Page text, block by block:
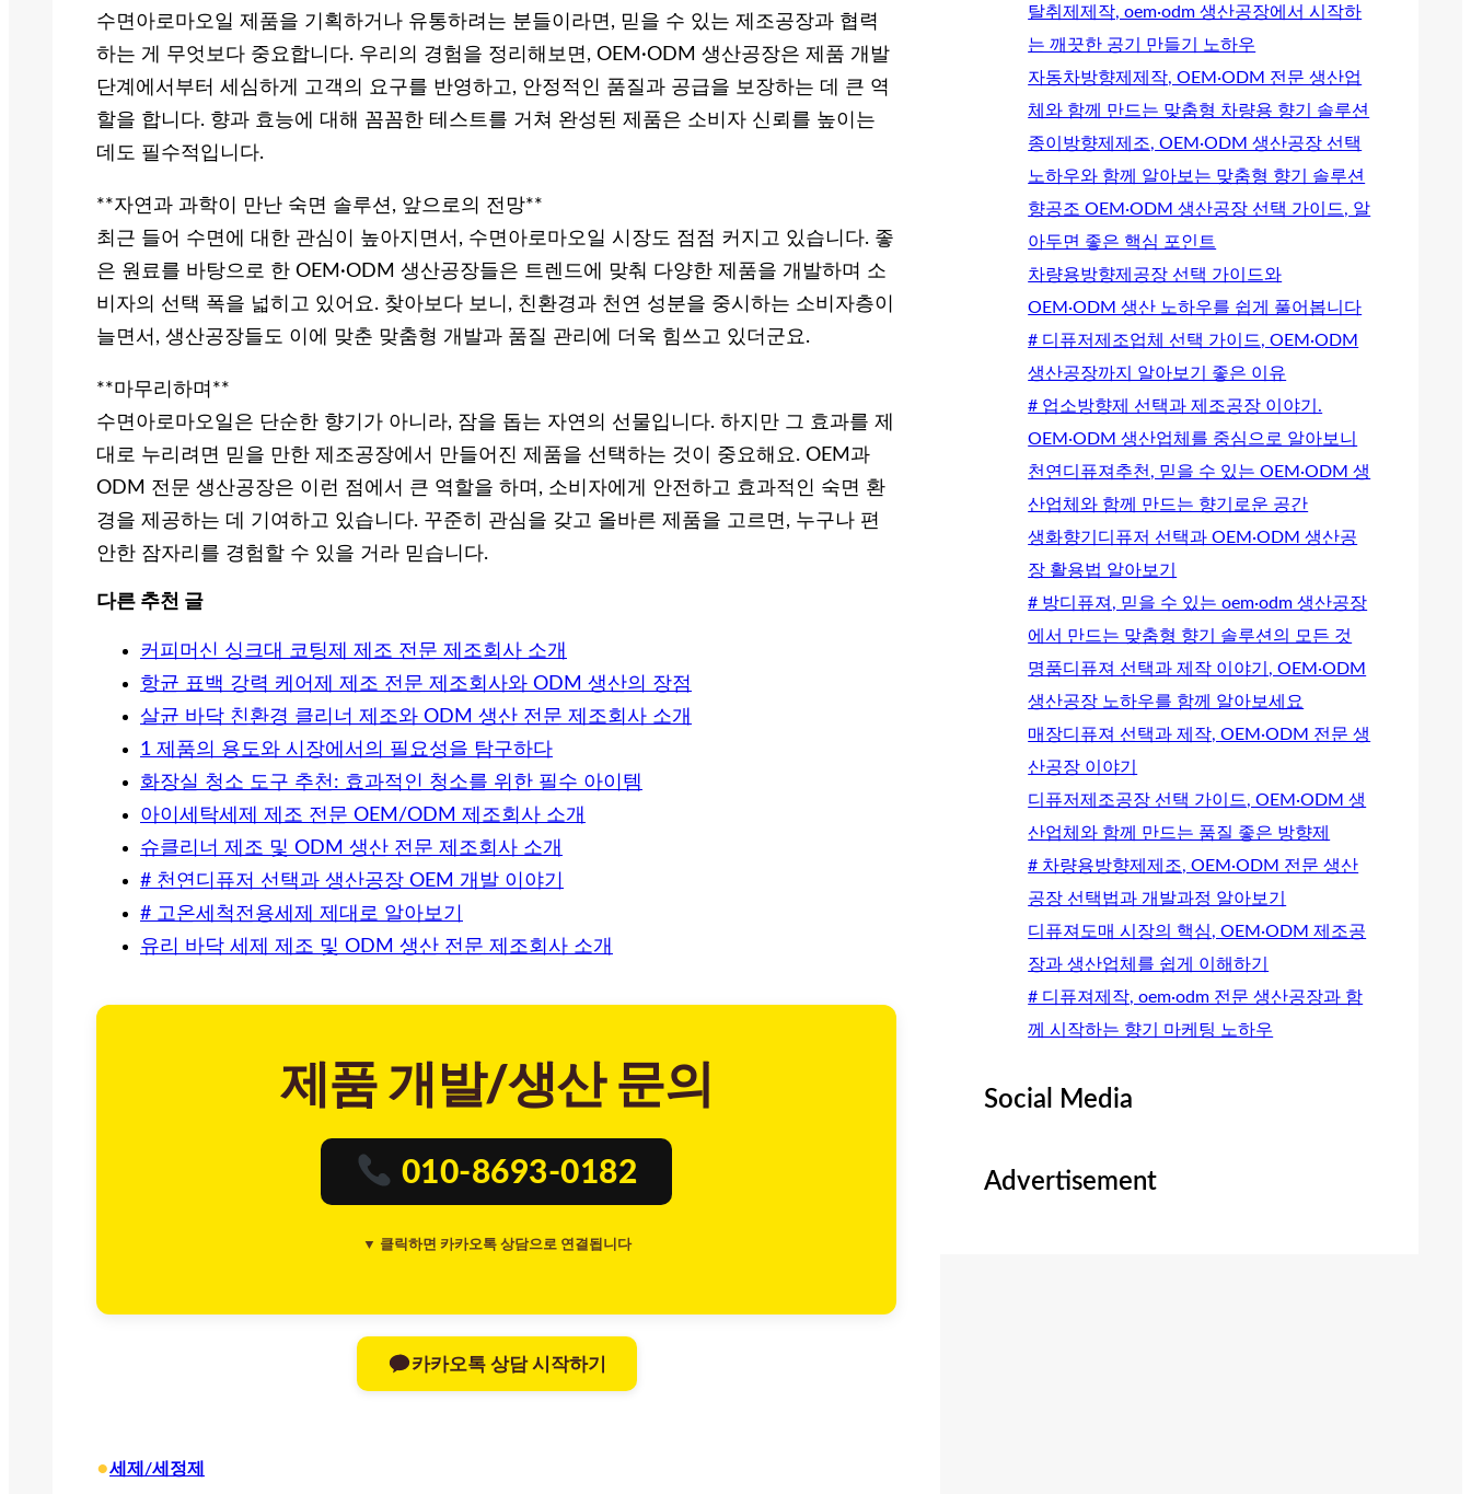
수면아로마오일 제품을 기획하거나 유통하려는 분들이라면, 믿을 수 있는 제조공장과 협력
하는 게 무엇보다 중요합니다. 우리의 경험을 정리해보면, OEM·ODM 생산공장은 제품 개발
단계에서부터 세심하게 고객의 요구를 반영하고, 안정적인 품질과 공급을 보장하는 데 큰 역
할을 합니다. 향과 효능에 대해 꼼꼼한 테스트를 거쳐 완성된 제품은 소비자 신뢰를 높이는
데도 필수적입니다.
**자연과 과학이 만난 숙면 솔루션, 앞으로의 전망**
최근 들어 수면에 대한 관심이 높아지면서, 수면아로마오일 시장도 점점 커지고 있습니다. 좋
은 원료를 바탕으로 한 OEM·ODM 생산공장들은 트렌드에 맞춰 다양한 제품을 개발하며 소
비자의 선택 폭을 넓히고 있어요. 찾아보다 보니, 친환경과 천연 성분을 중시하는 소비자층이
늘면서, 생산공장들도 이에 맞춘 맞춤형 개발과 품질 관리에 더욱 힘쓰고 있더군요.
**마무리하며**
수면아로마오일은 단순한 향기가 아니라, 잠을 돕는 자연의 선물입니다. 하지만 그 효과를 제
대로 누리려면 믿을 만한 제조공장에서 만들어진 제품을 선택하는 것이 중요해요. OEM과
ODM 전문 생산공장은 이런 점에서 큰 역할을 하며, 소비자에게 안전하고 효과적인 숙면 환
경을 제공하는 데 기여하고 있습니다. 꾸준히 관심을 갖고 올바른 제품을 고르면, 누구나 편
안한 잠자리를 경험할 수 있을 거라 믿습니다.
다른 추천 글
커피머신 싱크대 코팅제 제조 전문 제조회사 소개
항균 표백 강력 케어제 제조 전문 제조회사와 ODM 생산의 장점
살균 바닥 친환경 클리너 제조와 ODM 생산 전문 제조회사 소개
1 제품의 용도와 시장에서의 필요성을 탐구하다
화장실 청소 도구 추천: 효과적인 청소를 위한 필수 아이템
아이세탁세제 제조 전문 OEM/ODM 제조회사 소개
슈클리너 제조 및 ODM 생산 전문 제조회사 소개
# 천연디퓨저 선택과 생산공장 OEM 개발 이야기
# 고온세척전용세제 제대로 알아보기
유리 바닥 세제 제조 및 ODM 생산 전문 제조회사 소개
제품 개발/생산 문의
010-8693-0182
▼ 클릭하면 카카오톡 상담으로 연결됩니다
카카오톡 상담 시작하기
•세제/세정제
탈취제제작, oem·odm 생산공장에서 시작하
는 깨끗한 공기 만들기 노하우
자동차방향제제작, OEM·ODM 전문 생산업
체와 함께 만드는 맞춤형 차량용 향기 솔루션
종이방향제제조, OEM·ODM 생산공장 선택
노하우와 함께 알아보는 맞춤형 향기 솔루션
향공조 OEM·ODM 생산공장 선택 가이드, 알
아두면 좋은 핵심 포인트
차량용방향제공장 선택 가이드와
OEM·ODM 생산 노하우를 쉽게 풀어봅니다
# 디퓨저제조업체 선택 가이드, OEM·ODM
생산공장까지 알아보기 좋은 이유
# 업소방향제 선택과 제조공장 이야기.
OEM·ODM 생산업체를 중심으로 알아보니
천연디퓨져추천, 믿을 수 있는 OEM·ODM 생
산업체와 함께 만드는 향기로운 공간
생화향기디퓨저 선택과 OEM·ODM 생산공
장 활용법 알아보기
# 방디퓨져, 믿을 수 있는 oem·odm 생산공장
에서 만드는 맞춤형 향기 솔루션의 모든 것
명품디퓨져 선택과 제작 이야기, OEM·ODM
생산공장 노하우를 함께 알아보세요
매장디퓨져 선택과 제작, OEM·ODM 전문 생
산공장 이야기
디퓨저제조공장 선택 가이드, OEM·ODM 생
산업체와 함께 만드는 품질 좋은 방향제
# 차량용방향제제조, OEM·ODM 전문 생산
공장 선택법과 개발과정 알아보기
디퓨져도매 시장의 핵심, OEM·ODM 제조공
장과 생산업체를 쉽게 이해하기
# 디퓨져제작, oem·odm 전문 생산공장과 함
께 시작하는 향기 마케팅 노하우
Social Media
Advertisement